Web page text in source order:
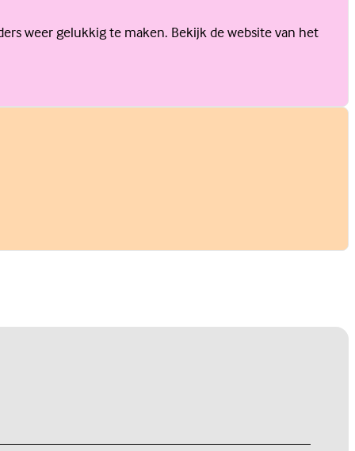
weer gelukkig te maken. Bekijk de website van het